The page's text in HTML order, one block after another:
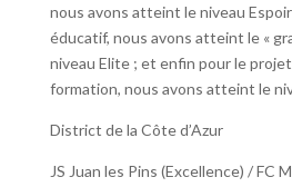
nous avons atteint le niveau
éducatif, nous avons atteint le «
niveau Elite ; et enfin pour le
formation, nous avons atteint le
District de la Côte d’Azur
JS Juan les Pins (Excellence) / FC